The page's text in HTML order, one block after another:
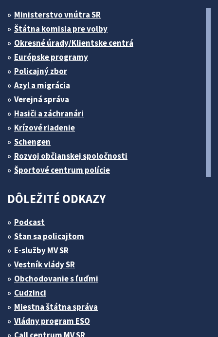
Ministerstvo vnútra SR
Štátna komisia pre volby
Okresné úrady/Klientske centrá
Európske programy
Policajný zbor
Azyl a migrácia
Verejná správa
Hasiči a záchranári
Krízové riadenie
Schengen
Rozvoj občianskej spoločnosti
Športové centrum polície
DÔLEŽITÉ ODKAZY
Podcast
Stan sa policajtom
E-služby MV SR
Vestník vlády SR
Obchodovanie s ľuďmi
Cudzinci
Miestna štátna správa
Vládny program ESO